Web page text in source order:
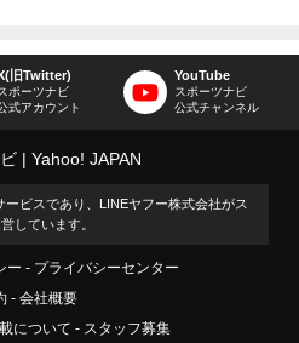
旧Twitter)
ポーツナビ
式アカウント
YouTube
スポーツナビ
公式チャンネル
Yahoo! JAPAN
ービスであり、LINEヤフー株式会社がス
しています。
ー
プライバシーセンター
会社概要
について スタッフ募集